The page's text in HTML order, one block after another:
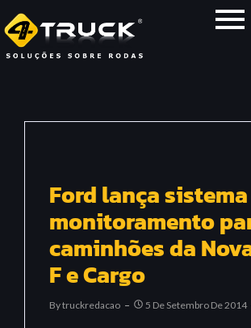
Ford lança
monitoramento
caminhões da
F e Cargo
ByTruckredacao 5 De Setembro De 2014